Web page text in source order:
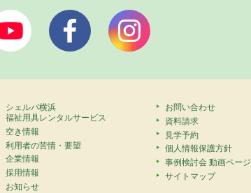
ぼやあ樹Youtubeシェルパフェイスブック
シェルパ横浜
福祉用具レンタルサービス
空き情報
利用者の苦情・要望
企業情報
採用情報
お知らせ
お問い合わせ
資料請求
見学予約
個人情報保護方針
事例検討会 動画ページ
サイトマップ